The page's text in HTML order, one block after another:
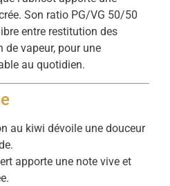
Son ratio PG/VG 50/50
entre restitution des
de vapeur, pour une
au quotidien.
au kiwi dévoile une douceur
apporte une note vive et